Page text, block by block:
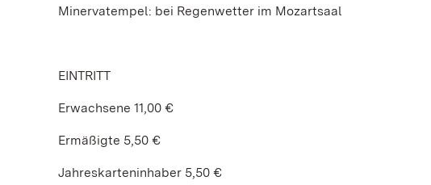
Minervatempel: bei Regenwetter im Mozartsaal
EINTRITT
Erwachsene 11,00 €
Ermäßigte 5,50 €
Jahreskarteninhaber 5,50 €